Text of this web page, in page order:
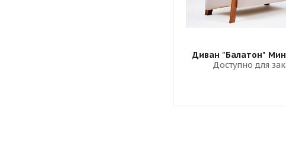
Диван "Балатон"
Доступно для